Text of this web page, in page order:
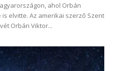
ahol Orbán
elvitte. Az amerikai szerző Szent
Orbán Viktor...